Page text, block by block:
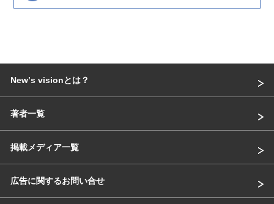
Newʼs visionとは？
著者一覧
掲載メディア一覧
広告に関するお問い合せ